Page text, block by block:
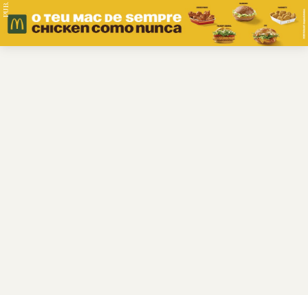
PUB.